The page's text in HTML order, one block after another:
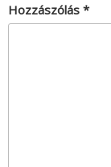
Hozzászólás *